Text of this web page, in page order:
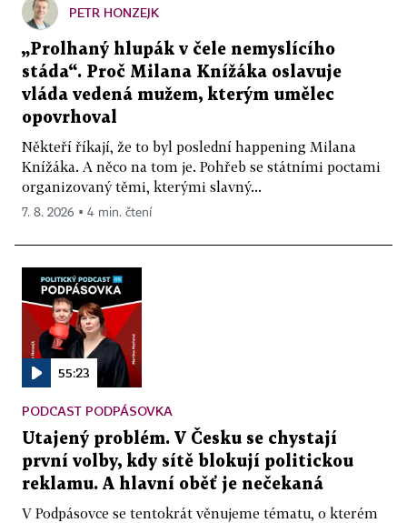
PETR HONZEJK
„Prolhaný hlupák v čele nemyslícího
stáda“. Proč Milana Knížáka oslavuje
vláda vedená mužem, kterým umělec
opovrhoval
Někteří říkají, že to byl poslední happening Milana
Knížáka. A něco na tom je. Pohřeb se státními poctami
organizovaný těmi, kterými slavný...
7. 8. 2026 ▪ 4 min. čtení
55:23
PODCAST PODPÁSOVKA
Utajený problém. V Česku se chystají
první volby, kdy sítě blokují politickou
reklamu. A hlavní oběť je nečekaná
V Podpásovce se tentokrát věnujeme tématu, o kterém